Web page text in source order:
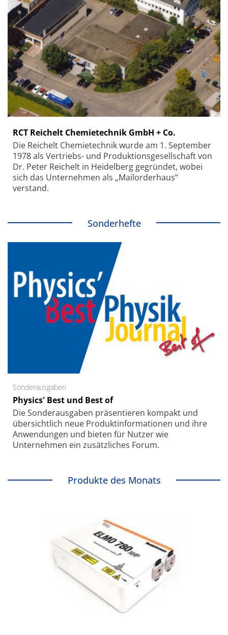
RCT Reichelt Chemietechnik GmbH + Co.
Die Reichelt Chemietechnik wurde am 1. September
1978 als Vertriebs- und Produktionsgesellschaft von
Dr. Peter Reichelt in Heidelberg gegründet, wobei
sich das Unternehmen als „Mailorderhaus“
verstand.
Sonderhefte
Sonderausgaben
Physics' Best und Best of
Die Sonder­ausgaben präsentieren kompakt und
übersichtlich neue Produkt­informationen und ihre
Anwendungen und bieten für Nutzer wie
Unternehmen ein zusätzliches Forum.
Produkte des Monats